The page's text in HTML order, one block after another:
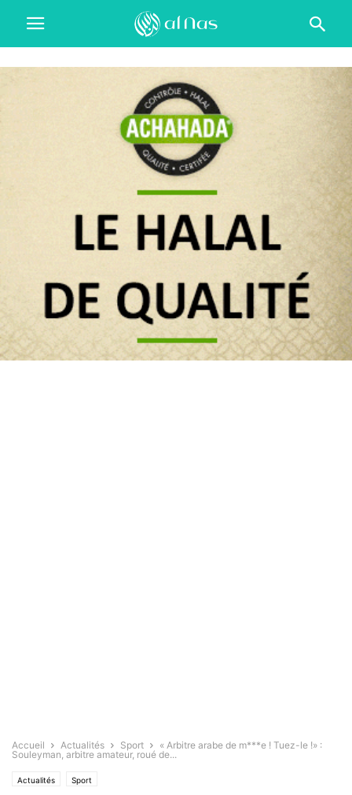
Accueil Actualités Sport
« Arbitre arabe de m***e ! Tuez-le !» :
Souleyman, arbitre amateur, roué de...
Actualités Sport